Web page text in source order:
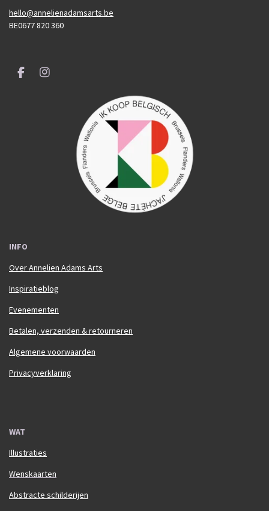
hello@annelienadamsarts.be
BE0677 820 360
F
I
INFO
Over Annelien Adams Arts
Inspiratieblog
Evenementen
Betalen, verzenden & retourneren
Algemene voorwaarden
Privacyverklaring
WAT
Illustraties
Wenskaarten
Abstracte schilderijen